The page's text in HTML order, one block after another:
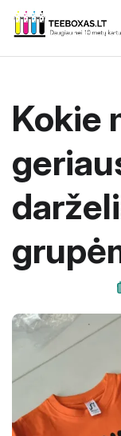
Kokie